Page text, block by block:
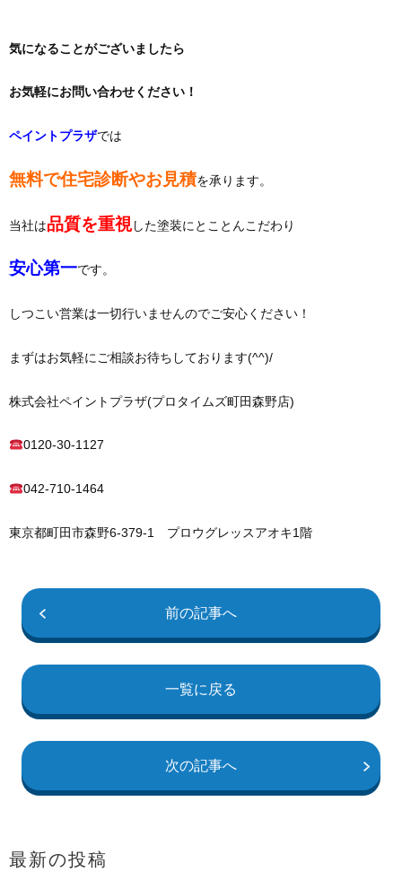
気になることがございましたら
お気軽にお問い合わせください！
ペイントプラザでは
無料で住宅診断やお見積を承ります。
当社は品質を重視した塗装にとことんこだわり
安心第一です。
しつこい営業は一切行いませんのでご安心ください！
まずはお気軽にご相談お待ちしております(^^)/
株式会社ペイントプラザ(プロタイムズ町田森野店)
0120-30-1127
042-710-1464
東京都町田市森野6-379-1 プロウグレッスアオキ1階
前の記事へ
一覧に戻る
次の記事へ
最新の投稿